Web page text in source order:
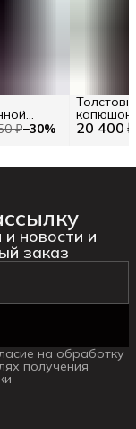
₽−30%
RU 50 / 20 400 ₽
новости и
заказ
на обработку
получения